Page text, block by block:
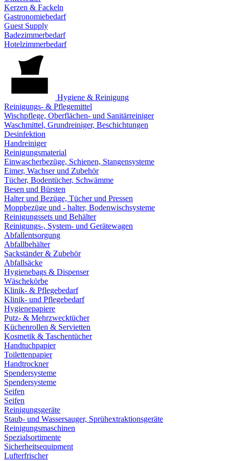
Kerzen & Fackeln
Gastronomiebedarf
Guest Supply
Badezimmerbedarf
Hotelzimmerbedarf
Hygiene & Reinigung
Reinigungs- & Pflegemittel
Wischpflege, Oberflächen- und Sanitärreiniger
Waschmittel, Grundreiniger, Beschichtungen
Desinfektion
Handreiniger
Reinigungsmaterial
Einwascherbezüge, Schienen, Stangensysteme
Eimer, Wachser und Zubehör
Tücher, Bodentücher, Schwämme
Besen und Bürsten
Halter und Bezüge, Tücher und Pressen
Moppbezüge und - halter, Bodenwischsysteme
Reinigungssets und Behälter
Reinigungs-, System- und Gerätewagen
Abfallentsorgung
Abfallbehälter
Sackständer & Zubehör
Abfallsäcke
Hygienebags & Dispenser
Wäschekörbe
Klinik- & Pflegebedarf
Klinik- und Pflegebedarf
Hygienepapiere
Putz- & Mehrzwecktücher
Küchenrollen & Servietten
Kosmetik & Taschentücher
Handtuchpapier
Toilettenpapier
Handtrockner
Spendersysteme
Spendersysteme
Seifen
Seifen
Reinigungsgeräte
Staub- und Wassersauger, Sprühextraktionsgeräte
Reinigungsmaschinen
Spezialsortimente
Sicherheitsequipment
Lufterfrischer